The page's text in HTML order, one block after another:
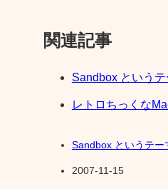
関連記事
Sandbox というテ
レトロちっくな
Sandbox というテー
2007-11-15